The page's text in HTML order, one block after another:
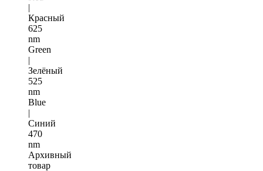
|
Красный
625
nm
Green
|
Зелёный
525
nm
Blue
|
Синий
470
nm
Архивный
товар